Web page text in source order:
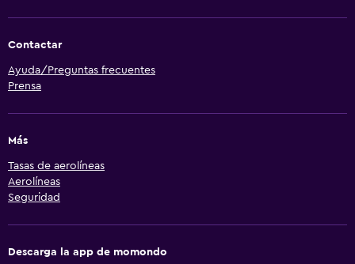
Contactar
Ayuda/Preguntas frecuentes
Prensa
Más
Tasas de aerolíneas
Aerolíneas
Seguridad
Descarga la app de momondo